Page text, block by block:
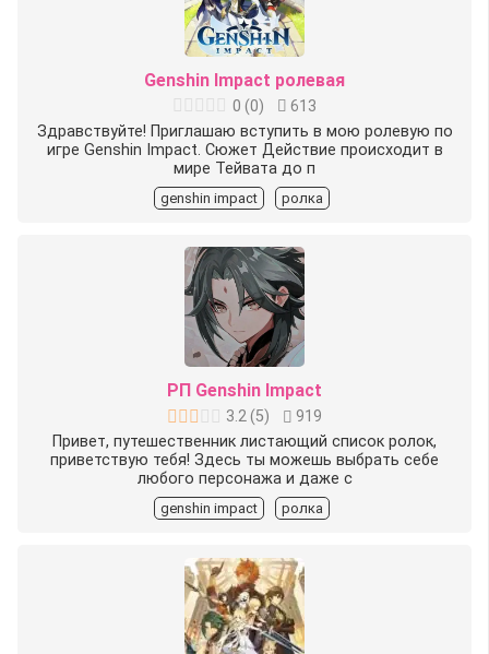
Genshin Impact ролевая
0 (0)
613
Здравствуйте! Приглашаю вступить в мою ролевую по
игре Genshin Impact. Сюжет Действие происходит в
мире Тейвата до п
genshin impact ролка
РП Genshin Impact
3.2(5)
919
Привет, путешественник листающий список ролок,
приветствую тебя! Здесь ты можешь выбрать себе
любого персонажа и даже с
genshin impact ролка